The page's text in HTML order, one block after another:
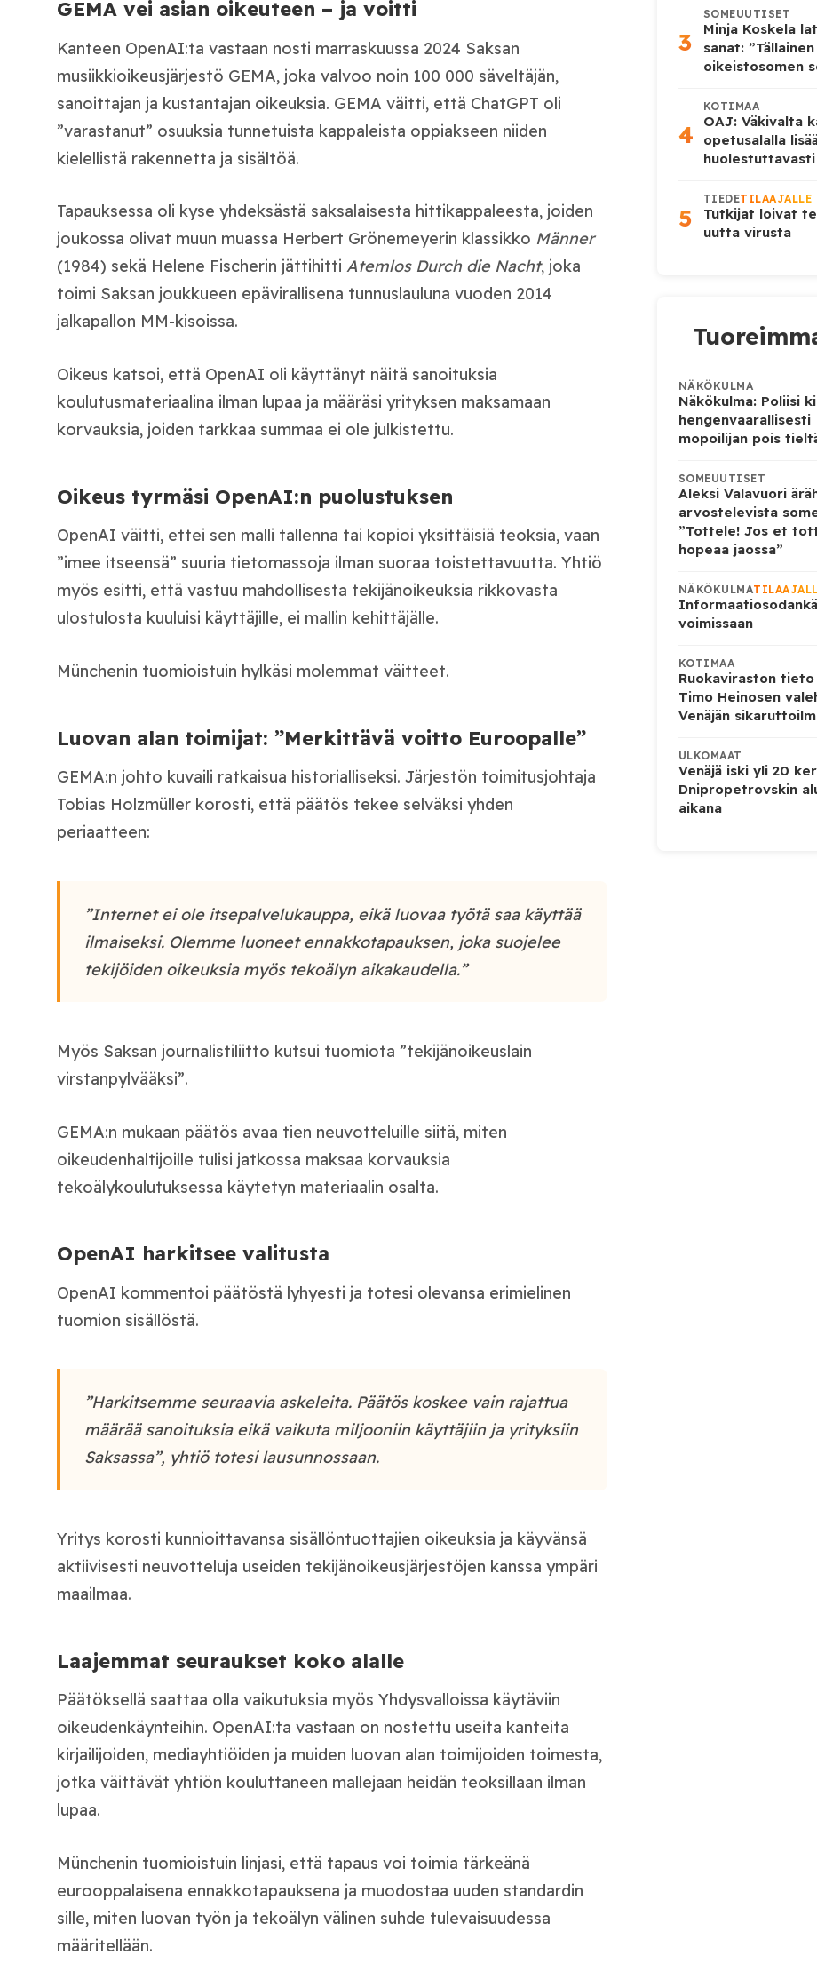
GEMA vei asian oikeuteen – ja voitti
Kanteen OpenAI:ta vastaan nosti marraskuussa 2024 Saksan
musiikkioikeusjärjestö GEMA, joka valvoo noin 100 000 säveltäjän,
sanoittajan ja kustantajan oikeuksia. GEMA väitti, että ChatGPT oli
”varastanut” osuuksia tunnetuista kappaleista oppiakseen niiden
kielellistä rakennetta ja sisältöä.
Tapauksessa oli kyse yhdeksästä saksalaisesta hittikappaleesta, joiden
joukossa olivat muun muassa Herbert Grönemeyerin klassikko Männer
(1984) sekä Helene Fischerin jättihitti Atemlos Durch die Nacht, joka
toimi Saksan joukkueen epävirallisena tunnuslauluna vuoden 2014
jalkapallon MM-kisoissa.
Oikeus katsoi, että OpenAI oli käyttänyt näitä sanoituksia
koulutusmateriaalina ilman lupaa ja määräsi yrityksen maksamaan
korvauksia, joiden tarkkaa summaa ei ole julkistettu.
Oikeus tyrmäsi OpenAI:n puolustuksen
OpenAI väitti, ettei sen malli tallenna tai kopioi yksittäisiä teoksia, vaan
”imee itseensä” suuria tietomassoja ilman suoraa toistettavuutta. Yhtiö
myös esitti, että vastuu mahdollisesta tekijänoikeuksia rikkovasta
ulostulosta kuuluisi käyttäjille, ei mallin kehittäjälle.
Münchenin tuomioistuin hylkäsi molemmat väitteet.
Luovan alan toimijat: ”Merkittävä voitto Euroopalle”
GEMA:n johto kuvaili ratkaisua historialliseksi. Järjestön toimitusjohtaja
Tobias Holzmüller korosti, että päätös tekee selväksi yhden
periaatteen:
”Internet ei ole itsepalvelukauppa, eikä luovaa työtä saa käyttää
ilmaiseksi. Olemme luoneet ennakkotapauksen, joka suojelee
tekijöiden oikeuksia myös tekoälyn aikakaudella.”
Myös Saksan journalistiliitto kutsui tuomiota ”tekijänoikeuslain
virstanpylvääksi”.
GEMA:n mukaan päätös avaa tien neuvotteluille siitä, miten
oikeudenhaltijoille tulisi jatkossa maksaa korvauksia
tekoälykoulutuksessa käytetyn materiaalin osalta.
OpenAI harkitsee valitusta
OpenAI kommentoi päätöstä lyhyesti ja totesi olevansa erimielinen
tuomion sisällöstä.
”Harkitsemme seuraavia askeleita. Päätös koskee vain rajattua
määrää sanoituksia eikä vaikuta miljooniin käyttäjiin ja yrityksiin
Saksassa”, yhtiö totesi lausunnossaan.
Yritys korosti kunnioittavansa sisällöntuottajien oikeuksia ja käyvänsä
aktiivisesti neuvotteluja useiden tekijänoikeusjärjestöjen kanssa ympäri
maailmaa.
Laajemmat seuraukset koko alalle
Päätöksellä saattaa olla vaikutuksia myös Yhdysvalloissa käytäviin
oikeudenkäynteihin. OpenAI:ta vastaan on nostettu useita kanteita
kirjailijoiden, mediayhtiöiden ja muiden luovan alan toimijoiden toimesta,
jotka väittävät yhtiön kouluttaneen mallejaan heidän teoksillaan ilman
lupaa.
Münchenin tuomioistuin linjasi, että tapaus voi toimia tärkeänä
eurooppalaisena ennakkotapauksena ja muodostaa uuden standardin
sille, miten luovan työn ja tekoälyn välinen suhde tulevaisuudessa
määritellään.
3
SOMEUUTISET
Minja Koskela
sanat:
oikeistosomen
4
KOTIMAA
OAJ: Väkivalta
opetusalalla
huolestuttavasti
5
TIEDETILAAJALLE
Tutkijat loivat
uutta virusta
NÄKÖKULMA
Näkökulma: Poliisi
hengenvaarallisesti
mopoilijan pois
SOMEUUTISET
Aleksi Valavuori
arvostelevista
”Tottele! Jos et
hopeaa jaossa”
NÄKÖKULMA
voimissaan
KOTIMAA
Ruokaviraston
Timo Heinosen
Venäjän
ULKOMAAT
Venäjä iski yli 20
Dnipropetrovskin
aikana